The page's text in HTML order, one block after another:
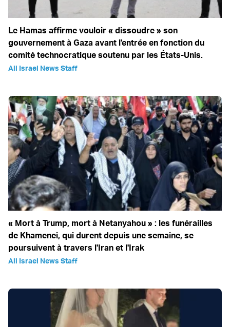
Le Hamas affirme vouloir « dissoudre » son
gouvernement à Gaza avant l'entrée en fonction du
comité technocratique soutenu par les États-Unis.
All Israel News Staff
« Mort à Trump, mort à Netanyahou » : les funérailles
de Khamenei, qui durent depuis une semaine, se
poursuivent à travers l'Iran et l'Irak
All Israel News Staff